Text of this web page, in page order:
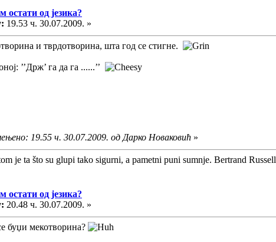
од језика?
19.53 ч. 30.07.2009. »
и тврдотворина, шта год се стигне.
’’Држ’ га да га ......’’
19.55 ч. 30.07.2009. од Дарко Новаковић »
je ta što su glupi tako sigurni, a pametni puni sumnje. Bertrand Russell
од језика?
20.48 ч. 30.07.2009. »
буџи мекотворина?